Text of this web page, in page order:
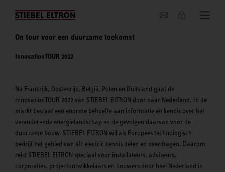
Actueel
On tour voor een duurzame toekomst
InnovationTOUR 2022
Na Frankrijk, Oostenrijk, België, Polen en Duitsland gaat de
InnovationTOUR 2022 van STIEBEL ELTRON door naar Nederland. In de
markt bestaat een enorme behoefte aan informatie en kennis over het
veranderende energielandschap en de gevolgen daarvan voor de
duurzame bouw. STIEBEL ELTRON wil als Europees technologisch
bedrijf het gebied van all-electric kennis delen en overdragen. Daarom
reist STIEBEL ELTRON speciaal voor installateurs, adviseurs,
corporaties, projectontwikkelaars en bouwers door heel Nederland in